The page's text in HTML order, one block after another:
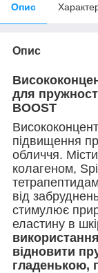
Опис
Опис
для
BOOST
підвищення
обличчя.
колагеном,
від
стимулює
еластину в
відновити
гладенькою,